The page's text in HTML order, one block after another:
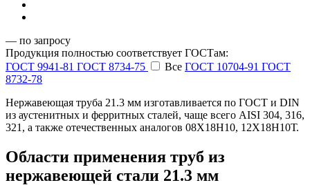
— по запросу
Продукция полностью соответствует ГОСТам:
ГОСТ 9941-81 ГОСТ 8734-75 Все ГОСТ 10704-91 ГОСТ
8732-78
Нержавеющая труба 21.3 мм изготавливается по ГОСТ и DIN
из аустенитных и ферритных сталей, чаще всего AISI 304, 316,
321, а также отечественных аналогов 08Х18Н10, 12Х18Н10Т.
Области применения труб из
нержавеющей стали 21.3 мм